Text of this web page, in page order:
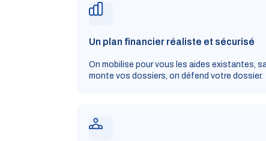
Un plan financier réaliste et sécurisé
On mobilise pour vous les aides existantes,
monte vos dossiers, on défend votre dossier.